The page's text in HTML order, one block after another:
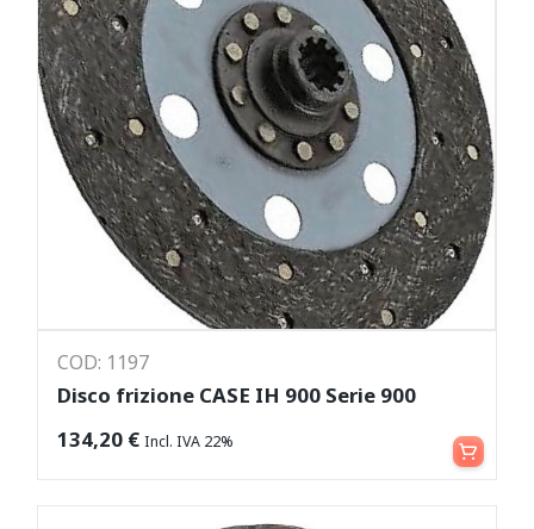
COD: 1197
Disco frizione CASE IH 900 Serie 900
134,20 € Incl. IVA 22% Aggiungi al carrello